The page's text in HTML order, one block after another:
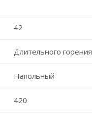
42
Длительного горения
Напольный
420